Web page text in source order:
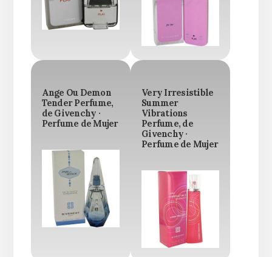
Ange Ou Demon
Tender Perfume,
de Givenchy ·
Perfume de Mujer
Very Irresistible
Summer
Vibrations
Perfume, de
Givenchy ·
Perfume de Mujer